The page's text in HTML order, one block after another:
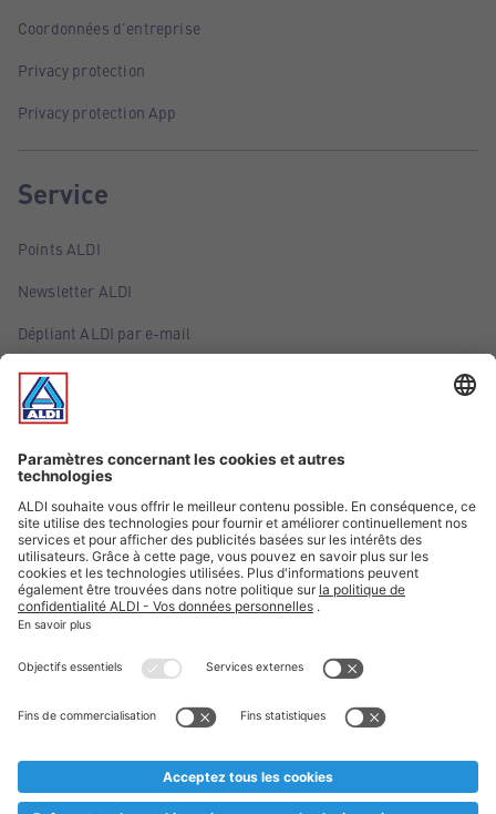
Coordonnées d'entreprise
Privacy protection
Privacy protection App
Service
Points ALDI
Newsletter ALDI
Dépliant ALDI par e-mail
Offres
Infos essentielles
Suivez ALDI Belgique
Textes marqués d'un astérisque et mentions légales
* Nous vendons ces articles temporairement et jusqu'à
au cas où, malgré le planning bien étudié, nous serions
prématurément en rupture de stock. Prix Recupel et TVA incl.
** Sur ce site, l’utilisation de la forme masculine a été adoptée